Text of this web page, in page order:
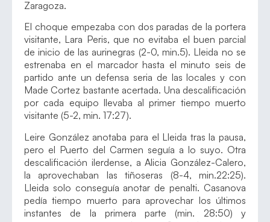
Zaragoza.
El choque empezaba con dos paradas de la portera
visitante, Lara Peris, que no evitaba el buen parcial
de inicio de las aurinegras (2-0, min.5). Lleida no se
estrenaba en el marcador hasta el minuto seis de
partido ante un defensa seria de las locales y con
Made Cortez bastante acertada. Una descalificación
por cada equipo llevaba al primer tiempo muerto
visitante (5-2, min. 17:27).
Leire González anotaba para el Lleida tras la pausa,
pero el Puerto del Carmen seguía a lo suyo. Otra
descalificación ilerdense, a Alicia González-Calero,
la aprovechaban las tiñoseras (8-4, min.22:25).
Lleida solo conseguía anotar de penalti. Casanova
pedía tiempo muerto para aprovechar los últimos
instantes de la primera parte (min. 28:50) y